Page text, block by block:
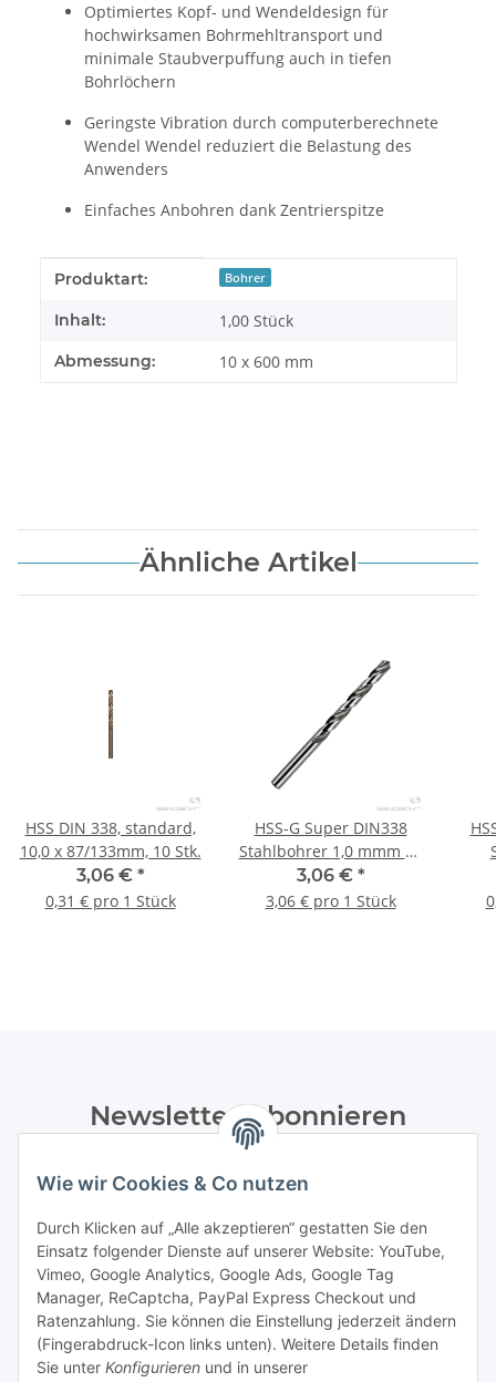
Wie wir Cookies & Co nutzen
Durch Klicken auf „Alle akzeptieren“ gestatten Sie den
Einsatz folgender Dienste auf unserer Website: YouTube,
Vimeo, Google Analytics, Google Ads, Google Tag
Manager, ReCaptcha, PayPal Express Checkout und
Ratenzahlung. Sie können die Einstellung jederzeit ändern
(Fingerabdruck-Icon links unten). Weitere Details finden
Sie unter Konfigurieren und in unserer
Optimiertes Kopf- und Wendeldesign für
hochwirksamen Bohrmehltransport und
minimale Staubverpuffung auch in tiefen
Bohrlöchern
Geringste Vibration durch computerberechnete
Wendel Wendel reduziert die Belastung des
Anwenders
Einfaches Anbohren dank Zentrierspitze
Produkteigenschaft
Wert
Produktart: Bohrer
Inhalt: 1,00 Stück
Abmessung: 10 x 600 mm
Ähnliche Artikel
HSS DIN 338, standard,
10,0 x 87/133mm, 10 Stk.
3,06 € *
0,31 € pro 1 Stück
HSS-G Super DIN338
Stahlbohrer 1,0 mmm 10
Stk
3,06 € *
3,06 € pro 1 Stück
Newsletter Abonnieren
Datenschutzerklärungregelmäßig und jederzeit widerruflich
Abonnieren
Informationen